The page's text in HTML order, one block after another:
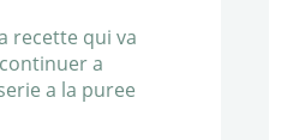
recette qui va
a
a la puree